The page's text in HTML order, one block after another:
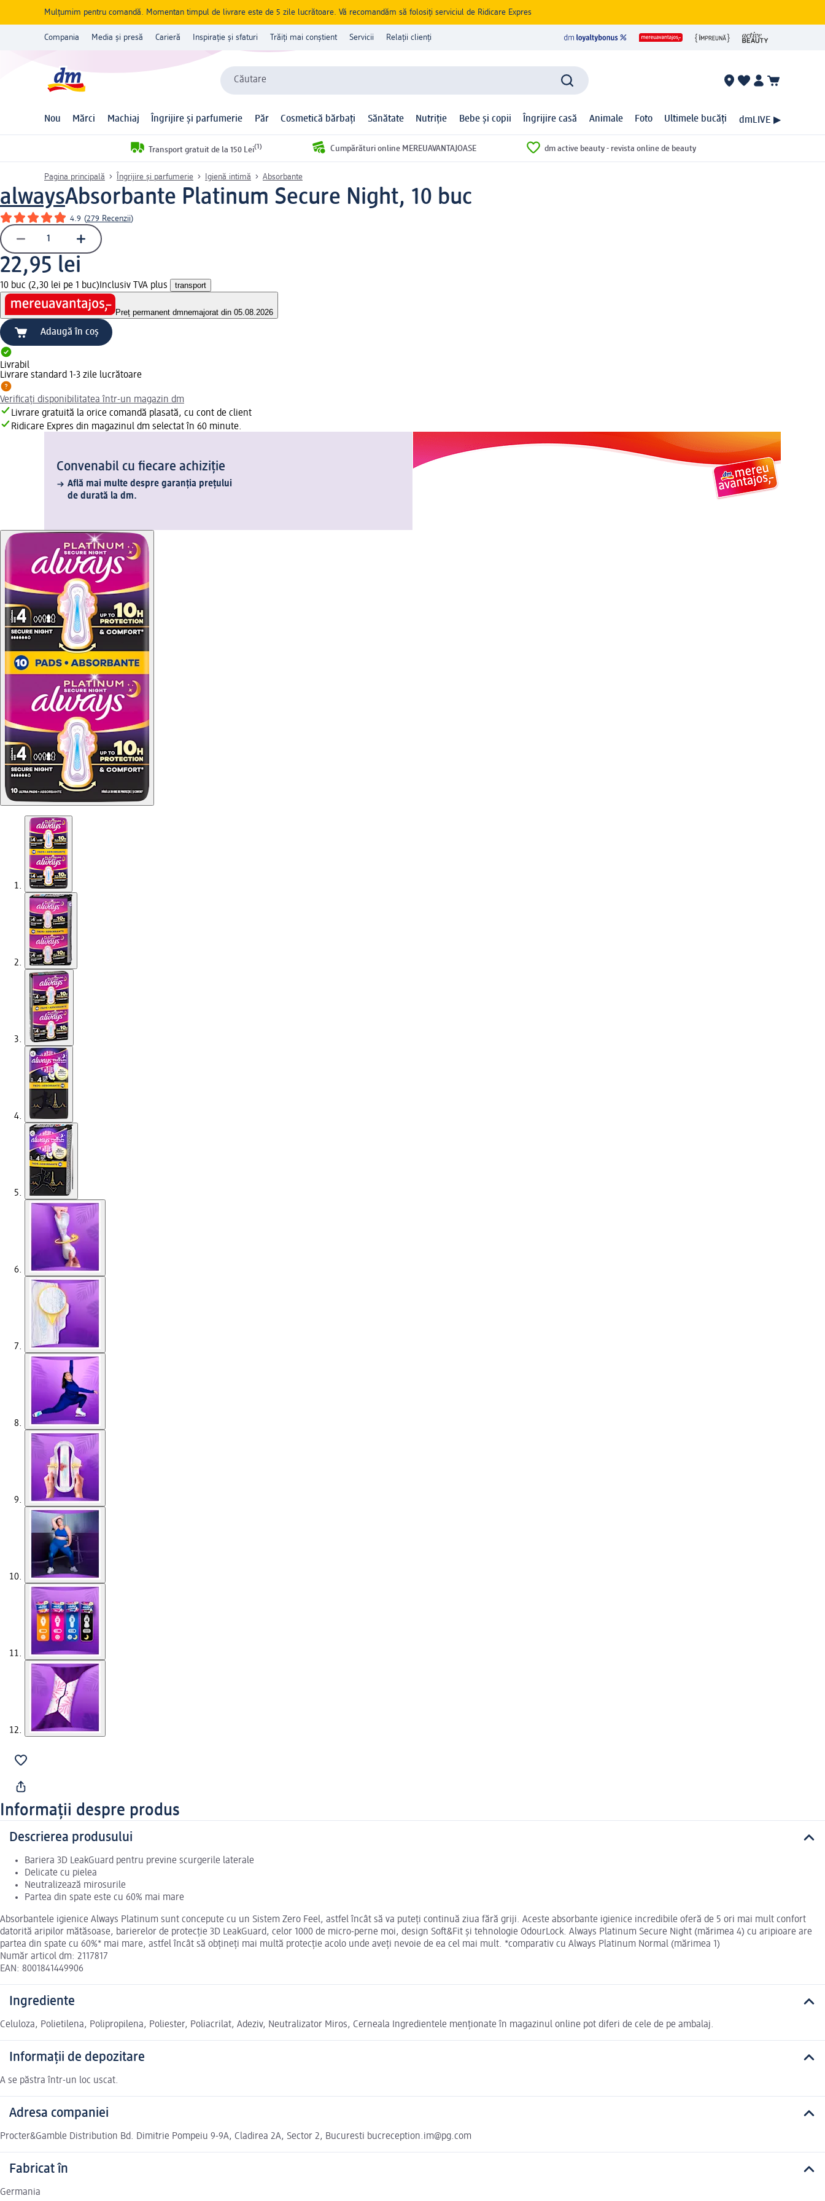
Mulțumim pentru comandă. Momentan timpul de livrare este de 5 zile lucrătoare. Vă recomandăm să folosiți serviciul de Ridicare Expres
Compania Media și presă Carieră Inspirație și sfaturi Trăiți mai conștient Servicii Relații clienți
Căutare
Nou Mărci Machiaj Îngrijire și parfumerie Păr Cosmetică bărbați Sănătate Nutriție Bebe și copii Îngrijire casă Animale Foto Ultimele bucăți dmLIVE ▶
Transport gratuit de la 150 Lei(1) Cumpărături online MEREUAVANTAJOASE dm active beauty - revista online de beauty
Pagina principală Îngrijire și parfumerie Igienă intimă Absorbante
alwaysAbsorbante Platinum Secure Night, 10 buc
4.9 (279 Recenzii)
22,95 lei
10 buc (2,30 lei pe 1 buc) Inclusiv TVA plus transport
Preț permanent dmnemajorat din 05.08.2026
Adaugă în coș
Livrabil
Livrare standard 1-3 zile lucrătoare
Verificați disponibilitatea într-un magazin dm
Livrare gratuită la orice comandă plasată, cu cont de client
Ridicare Expres din magazinul dm selectat în 60 minute.
Convenabil cu fiecare achiziție
Află mai multe despre garanția prețului
de durată la dm.
Informații despre produs
Descrierea produsului
Bariera 3D LeakGuard pentru previne scurgerile laterale
Delicate cu pielea
Neutralizează mirosurile
Partea din spate este cu 60% mai mare
Absorbantele igienice Always Platinum sunt concepute cu un Sistem Zero Feel, astfel încât să va puteți continuă ziua fără griji. Aceste absorbante igienice incredibile oferă de 5 ori mai mult confort
datorită aripilor mătăsoase, barierelor de protecție 3D LeakGuard, celor 1000 de micro-perne moi, design Soft&Fit și tehnologie OdourLock. Always Platinum Secure Night (mărimea 4) cu aripioare are
partea din spate cu 60%* mai mare, astfel încât să obțineți mai multă protecție acolo unde aveți nevoie de ea cel mai mult. *comparativ cu Always Platinum Normal (mărimea 1)
Număr articol dm: 2117817
EAN: 8001841449906
Ingrediente
Celuloza, Polietilena, Polipropilena, Poliester, Poliacrilat, Adeziv, Neutralizator Miros, Cerneala Ingredientele menționate în magazinul online pot diferi de cele de pe ambalaj.
Informații de depozitare
A se păstra într-un loc uscat.
Adresa companiei
Procter&Gamble Distribution Bd. Dimitrie Pompeiu 9-9A, Cladirea 2A, Sector 2, Bucuresti bucreception.im@pg.com
Fabricat în
Germania